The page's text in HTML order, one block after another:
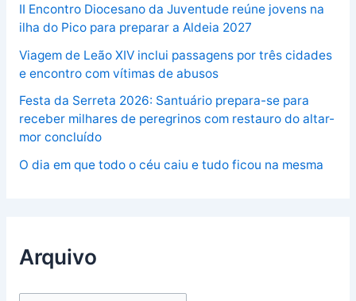
II Encontro Diocesano da Juventude reúne jovens na
ilha do Pico para preparar a Aldeia 2027
Viagem de Leão XIV inclui passagens por três cidades
e encontro com vítimas de abusos
Festa da Serreta 2026: Santuário prepara-se para
receber milhares de peregrinos com restauro do altar-
mor concluído
O dia em que todo o céu caiu e tudo ficou na mesma
Arquivo